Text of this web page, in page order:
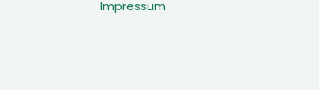
Impressum